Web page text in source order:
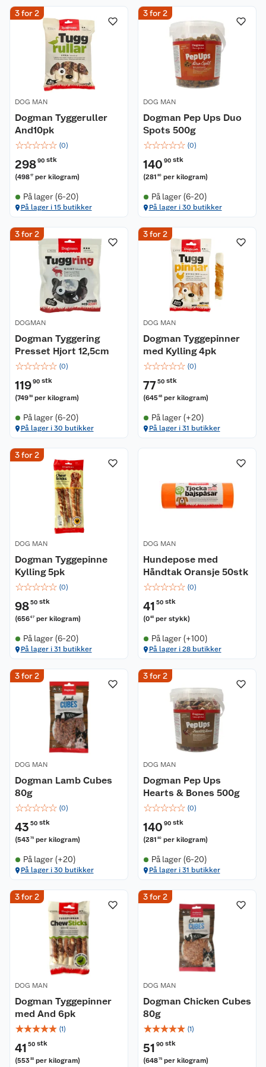
3 for 2
DOG MAN
Dogman Tyggeruller
And10pk
☆☆☆☆☆ (0)
29890 stk
(49817 per kilogram)
På lager (6-20)
På lager i 15 butikker
3 for 2
DOG MAN
Dogman Pep Ups Duo
Spots 500g
☆☆☆☆☆ (0)
140 90 stk
(281 80 per kilogram)
På lager (6-20)
På lager i 30 butikker
3 for 2
DOGMAN
Dogman Tyggering
Presset Hjort 12,5cm
☆☆☆☆☆ (0)
11990 stk
(74938 per kilogram)
På lager (6-20)
På lager i 30 butikker
3 for 2
DOG MAN
Dogman Tyggepinner
med Kylling 4pk
☆☆☆☆☆ (0)
7750 stk
(64583 per kilogram)
På lager (+20)
På lager i 31 butikker
3 for 2
DOG MAN
Dogman Tyggepinne
Kylling 5pk
☆☆☆☆☆ (0)
9850 stk
(65667 per kilogram)
På lager (6-20)
På lager i 31 butikker
DOG MAN
Hundepose med
Håndtak Oransje 50stk
☆☆☆☆☆ (0)
41 50 stk
(083 per stykk)
På lager (+100)
På lager i 28 butikker
3 for 2
DOG MAN
Dogman Lamb Cubes
80g
☆☆☆☆☆ (0)
43 50 stk
(54375 per kilogram)
På lager (+20)
På lager i 30 butikker
3 for 2
DOG MAN
Dogman Pep Ups
Hearts & Bones 500g
☆☆☆☆☆ (0)
140 90 stk
(281 80 per kilogram)
På lager (6-20)
På lager i 31 butikker
3 for 2
DOG MAN
Dogman Tyggepinner
med And 6pk
☆☆☆☆☆ (1)
41 50 stk
(55333 per kilogram)
3 for 2
DOG MAN
Dogman Chicken Cubes
80g
☆☆☆☆☆ (1)
51 90 stk
(64875 per kilogram)
Om oss
Våre butikker
Våre merkevarer
Coop kjeder
Ledige stillinger
Kundeservice
Kontakt oss
Angre- og returrett
Reklamasjon og garanti
Ofte stilte spørsmål
Betalingsalternativer
Leveringsalternativer
Åpent kjøp